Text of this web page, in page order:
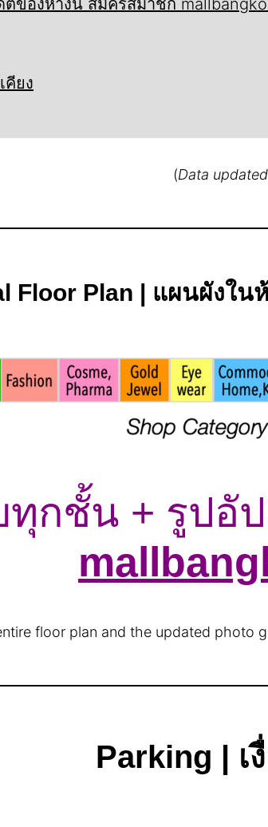
คียง
(Data
Floor Plan | แผนผังใน
กชั้น + รูปอั
floor plan and the updated photo
Parking | เ